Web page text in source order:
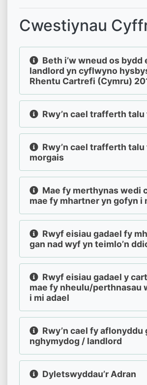
Cwestiynau
Beth i’w wneud os bydd
landlord yn cyflwyno
Rhentu Cartrefi (Cymru)
Rwy’n cael trafferth
Rwy’n cael trafferth talu
morgais
Mae fy merthynas wedi
mae fy mhartner yn gofyn i
Rwyf eisiau gadael fy
gan nad wyf yn teimlo’n
Rwyf eisiau gadael y
mae fy nheulu/perthnasau
i mi adael
Rwy’n cael fy aflonyddu
nghymydog / landlord
Dyletswyddau’r Adran